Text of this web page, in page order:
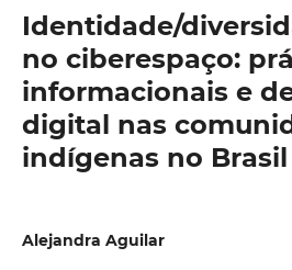
Identidade/
no ciberespaço:
informacionais e
digital nas
indígenas no Brasil
Alejandra Aguilar